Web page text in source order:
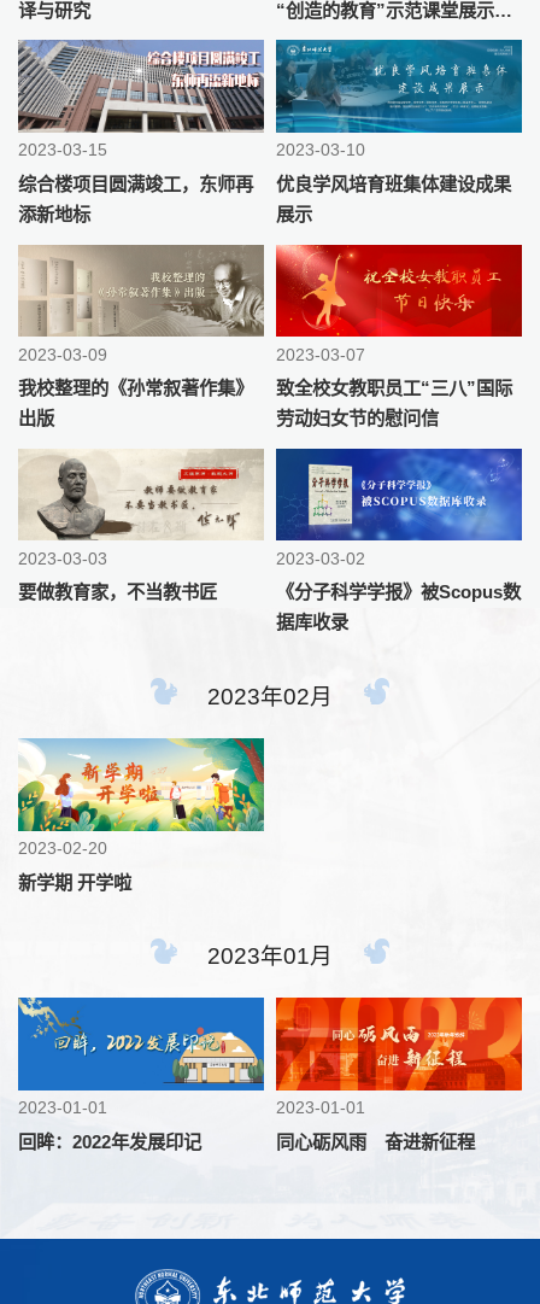
译与研究
“创造的教育”示范课堂展示活
动
2023-03-15
综合楼项目圆满竣工，东师再
添新地标
2023-03-10
优良学风培育班集体建设成果
展示
2023-03-09
我校整理的《孙常叙著作集》
出版
2023-03-07
致全校女教职员工“三八”国际
劳动妇女节的慰问信
2023-03-03
要做教育家，不当教书匠
2023-03-02
《分子科学学报》被Scopus数
据库收录
2023年02月
2023-02-20
新学期 开学啦
2023年01月
2023-01-01
回眸：2022年发展印记
2023-01-01
同心砺风雨 奋进新征程